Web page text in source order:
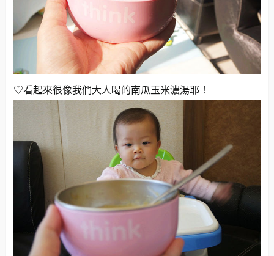
♡看起來很像我們大人喝的南瓜玉米濃湯耶！